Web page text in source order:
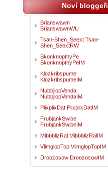
Noví bloggeři
Brianswawn
BrianswawnWU
Tsan-Shen_Seext Tsan-
Shen_SeextRW
SkonknopthyPe
SkonknopthyPeIM
Klozkribspume
KlozkribspumeIM
NubbjlopVenda
NubbjlopVendaIM
PlixplixDat PlixplixDatIM
FrubjankSwibe
FrubjankSwibeIM
MibbblizRal MibbblizRalIM
VlimglopTop VlimglopTopIM
Droozosow DroozosowIM